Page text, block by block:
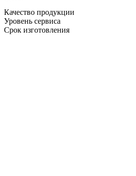
Качество продукции
Уровень сервиса
Срок изготовления